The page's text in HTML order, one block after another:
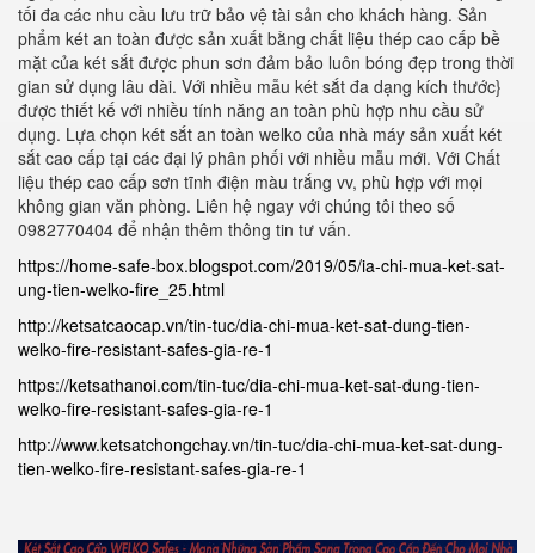
tối đa các nhu cầu lưu trữ bảo vệ tài sản cho khách hàng. Sản
phẩm két an toàn được sản xuất bằng chất liệu thép cao cấp bề
mặt của két sắt được phun sơn đảm bảo luôn bóng đẹp trong thời
gian sử dụng lâu dài. Với nhiều mẫu két sắt đa dạng kích thước}
được thiết kế với nhiều tính năng an toàn phù hợp nhu cầu sử
dụng. Lựa chọn két sắt an toàn welko của nhà máy sản xuất két
sắt cao cấp tại các đại lý phân phối với nhiều mẫu mới. Với Chất
liệu thép cao cấp sơn tĩnh điện màu trắng vv, phù hợp với mọi
không gian văn phòng. Liên hệ ngay với chúng tôi theo số
0982770404 để nhận thêm thông tin tư vấn.
https://home-safe-box.blogspot.com/2019/05/ia-chi-mua-ket-sat-
ung-tien-welko-fire_25.html
http://ketsatcaocap.vn/tin-tuc/dia-chi-mua-ket-sat-dung-tien-
welko-fire-resistant-safes-gia-re-1
https://ketsathanoi.com/tin-tuc/dia-chi-mua-ket-sat-dung-tien-
welko-fire-resistant-safes-gia-re-1
http://www.ketsatchongchay.vn/tin-tuc/dia-chi-mua-ket-sat-dung-
tien-welko-fire-resistant-safes-gia-re-1